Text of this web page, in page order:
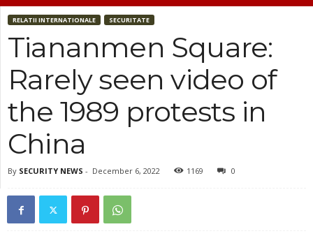
RELATII INTERNATIONALE SECURITATE
Tiananmen Square:
Rarely seen video of
the 1989 protests in
China
By SECURITY NEWS - December 6, 2022 1169 0